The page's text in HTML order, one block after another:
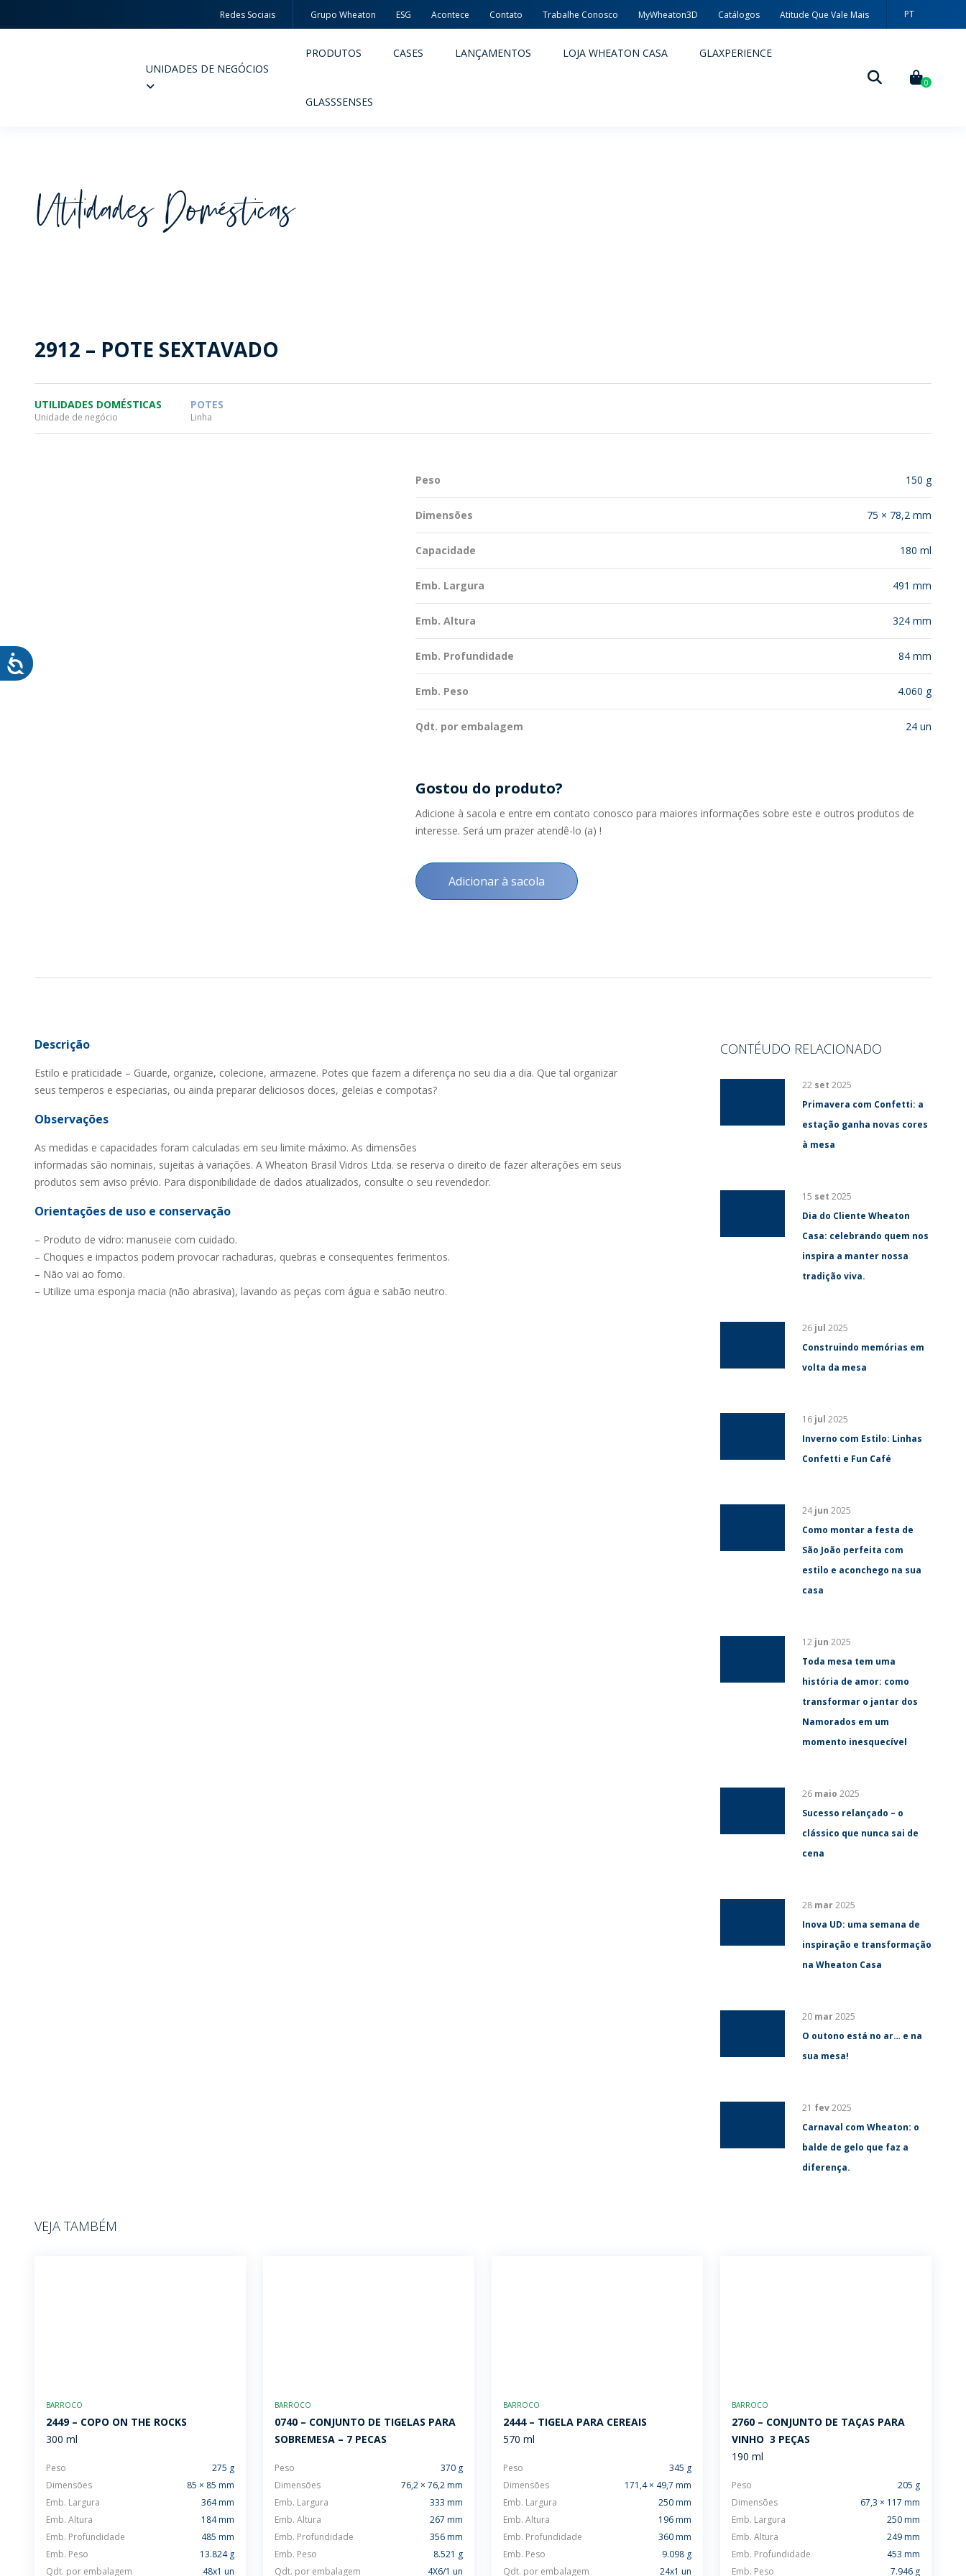
Redes Sociais Grupo Wheaton ESG Acontece Contato Trabalhe Conosco MyWheaton3D Catálogos Atitude Que Vale Mais
PT
UNIDADES DE NEGÓCIOS
MYWHEATON3D
PRODUTOS CASES LANÇAMENTOS LOJA WHEATON CASA GLAXPERIENCE
GLASSSENSES
0
Utilidades Domésticas
2912 – POTE SEXTAVADO
UTILIDADES DOMÉSTICAS
Unidade de negócio
POTES
Linha
Peso 150 g
Dimensões 75 × 78,2 mm
Capacidade 180 ml
Emb. Largura 491 mm
Emb. Altura 324 mm
Emb. Profundidade 84 mm
Emb. Peso 4.060 g
Qdt. por embalagem 24 un
Gostou do produto?
Adicione à sacola e entre em contato conosco para maiores informações sobre este e outros produtos de
interesse. Será um prazer atendê-lo (a) !
Adicionar à sacola
Descrição
Estilo e praticidade – Guarde, organize, colecione, armazene. Potes que fazem a diferença no seu dia a dia. Que tal organizar
seus temperos e especiarias, ou ainda preparar deliciosos doces, geleias e compotas?
Observações
As medidas e capacidades foram calculadas em seu limite máximo. As dimensões
informadas são nominais, sujeitas à variações. A Wheaton Brasil Vidros Ltda. se reserva o direito de fazer alterações em seus
produtos sem aviso prévio. Para disponibilidade de dados atualizados, consulte o seu revendedor.
Orientações de uso e conservação
– Produto de vidro: manuseie com cuidado.
– Choques e impactos podem provocar rachaduras, quebras e consequentes ferimentos.
– Não vai ao forno.
– Utilize uma esponja macia (não abrasiva), lavando as peças com água e sabão neutro.
CONTÉUDO RELACIONADO
22 set 2025
Primavera com Confetti: a
estação ganha novas cores
à mesa
15 set 2025
Dia do Cliente Wheaton
Casa: celebrando quem nos
inspira a manter nossa
tradição viva.
26 jul 2025
Construindo memórias em
volta da mesa
16 jul 2025
Inverno com Estilo: Linhas
Confetti e Fun Café
24jun 2025
Como montar a festa de
São João perfeita com
estilo e aconchego na sua
casa
12 jun 2025
Toda mesa tem uma
história de amor: como
transformar o jantar dos
Namorados em um
momento inesquecível
26 maio 2025
Sucesso relançado – o
clássico que nunca sai de
cena
28 mar2025
Inova UD: uma semana de
inspiração e transformação
na Wheaton Casa
20 mar2025
O outono está no ar… e na
sua mesa!
21 fev2025
Carnaval com Wheaton: o
balde de gelo que faz a
diferença.
VEJA TAMBÉM
BARROCO
2449 – COPO ON THE ROCKS
300 ml
Peso
275 g
Dimensões
85 × 85 mm
Emb. Largura
364 mm
Emb. Altura
184 mm
Emb. Profundidade
485 mm
Emb. Peso
13.824 g
Qdt. por embalagem
48x1 un
BARROCO
0740 – CONJUNTO DE TIGELAS PARA
SOBREMESA – 7 PECAS
Peso
370 g
Dimensões
76,2 × 76,2 mm
Emb. Largura
333 mm
Emb. Altura
267 mm
Emb. Profundidade
356 mm
Emb. Peso
8.521 g
Qdt. por embalagem
4X6/1 un
BARROCO
2444 – TIGELA PARA CEREAIS
570 ml
Peso
345 g
Dimensões
171,4 × 49,7 mm
Emb. Largura
250 mm
Emb. Altura
196 mm
Emb. Profundidade
360 mm
Emb. Peso
9.098 g
Qdt. por embalagem
24x1 un
BARROCO
2760 – CONJUNTO DE TAÇAS PARA
VINHO  3 PEÇAS
190 ml
Peso
205 g
Dimensões
67,3 × 117 mm
Emb. Largura
250 mm
Emb. Altura
249 mm
Emb. Profundidade
453 mm
Emb. Peso
7.946 g